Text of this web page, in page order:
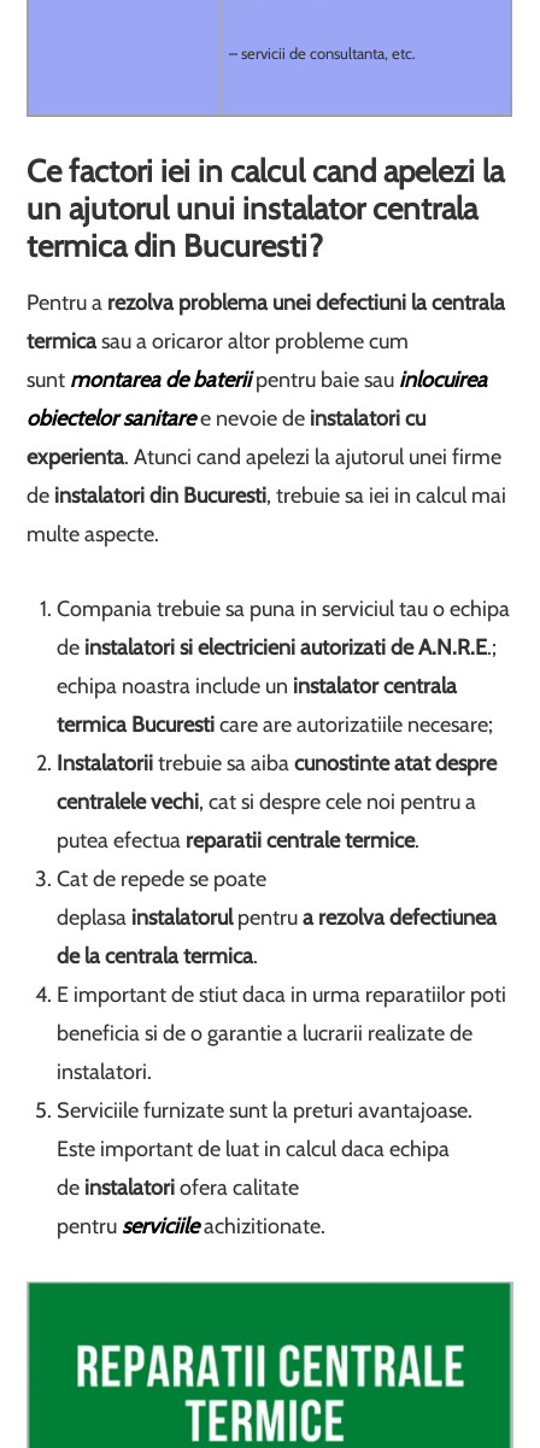
– servicii de consultanta, etc.
Ce factori iei in calcul cand apelezi la
un ajutorul unui instalator centrala
termica din Bucuresti?
Pentru a rezolva problema unei defectiuni la centrala
termicasau a oricaror altor probleme cum
sunt montarea de bateriipentru baie sau inlocuirea
obiectelor sanitaree nevoie de instalatori cu
experienta. Atunci cand apelezi la ajutorul unei firme
de instalatori din Bucuresti, trebuie sa iei in calcul mai
multe aspecte.
Compania trebuie sa puna in serviciul tau o echipa
de instalatori si electricieni autorizati de A.N.R.E.;
echipa noastra include un instalator centrala
termica Bucuresticare are autorizatiile necesare;
Instalatoriitrebuie sa aibacunostinte atat despre
centralele vechi, cat si despre cele noi pentru a
putea efectua reparatii centrale termice.
Cat de repede se poate
deplasa instalatorulpentrua rezolva defectiunea
de la centrala termica.
E important de stiut daca in urma reparatiilor poti
beneficia si de o garantie a lucrarii realizate de
instalatori.
Serviciile furnizate sunt la preturi avantajoase.
Este important de luat in calcul daca echipa
de instalatoriofera calitate
pentruserviciileachizitionate.